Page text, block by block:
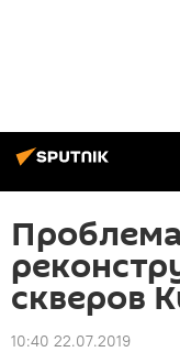
скверов
10:40 22.07.2019